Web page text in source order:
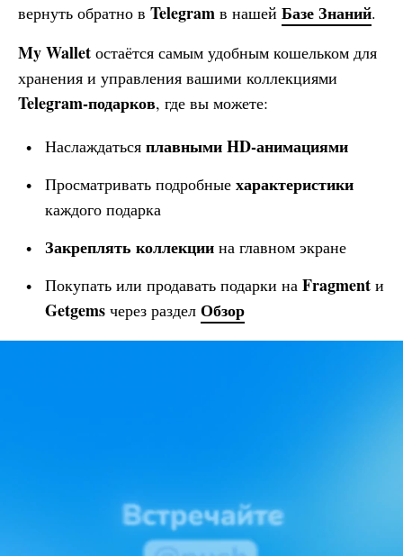
вернуть обратно в Telegram в нашей Базе Знаний.
My Wallet остаётся самым удобным кошельком для
хранения и управления вашими коллекциями
Telegram-подарков, где вы можете:
Наслаждаться плавными HD-анимациями
Просматривать подробные характеристики
каждого подарка
Закреплять коллекции на главном экране
Покупать или продавать подарки на Fragment и
Getgems через раздел Обзор